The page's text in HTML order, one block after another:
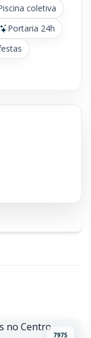
coletiva
Portaria 24h
7975